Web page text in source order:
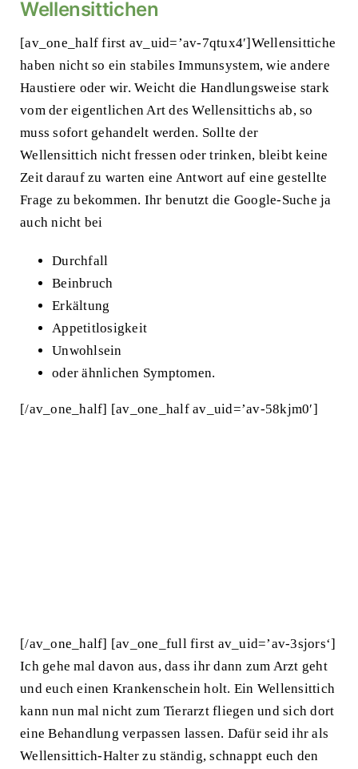
Wellensittichen
[av_one_half first av_uid=’av-7qtux4′]Wellensittiche
haben nicht so ein stabiles Immunsystem, wie andere
Haustiere oder wir. Weicht die Handlungsweise stark
vom der eigentlichen Art des Wellensittichs ab, so
muss sofort gehandelt werden. Sollte der
Wellensittich nicht fressen oder trinken, bleibt keine
Zeit darauf zu warten eine Antwort auf eine gestellte
Frage zu bekommen. Ihr benutzt die Google-Suche ja
auch nicht bei
Durchfall
Beinbruch
Erkältung
Appetitlosigkeit
Unwohlsein
oder ähnlichen Symptomen.
[/av_one_half] [av_one_half av_uid=’av-58kjm0′]
[/av_one_half] [av_one_full first av_uid=’av-3sjors‘]
Ich gehe mal davon aus, dass ihr dann zum Arzt geht
und euch einen Krankenschein holt. Ein Wellensittich
kann nun mal nicht zum Tierarzt fliegen und sich dort
eine Behandlung verpassen lassen. Dafür seid ihr als
Wellensittich-Halter zu ständig, schnappt euch den